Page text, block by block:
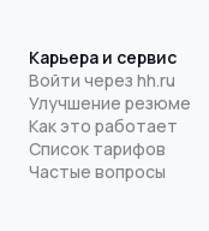
Карьера и сервис
Войти через hh.ru
Улучшение резюме
Как это работает
Список тарифов
Частые вопросы